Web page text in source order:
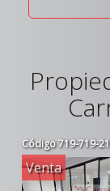
Código719-719-
Venta